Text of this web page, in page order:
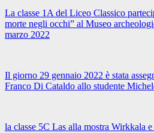
La classe 1A del Liceo Classico
morte negli occhi” al Museo
marzo 2022
Il giorno 29 gennaio 2022 è stata
Franco Di Cataldo allo studente
la classe 5C Las alla mostra Wirkkala